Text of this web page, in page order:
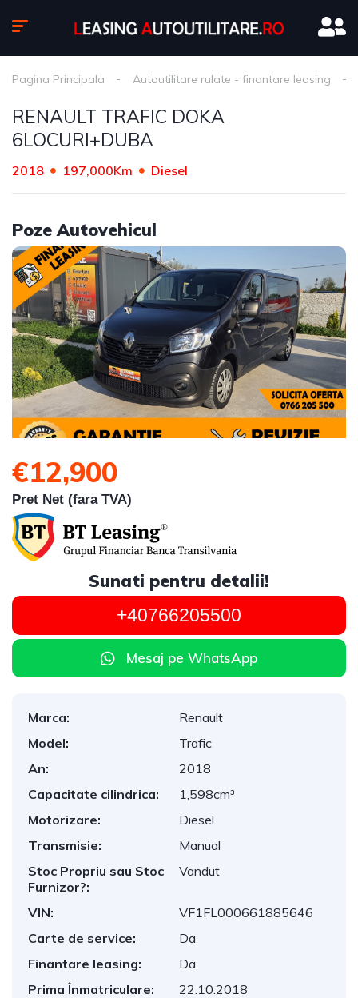
Pagina Principala Autoutilitare rulate - finantare leasing
RENAULT TRAFIC DOKA
6LOCURI+DUBA
2018 197,000Km Diesel
Poze Autovehicul
€12,900
Pret Net (fara TVA)
Sunati pentru detalii!
+40766205500
Mesaj pe WhatsApp
Marca:
Renault
Model:
Trafic
An:
2018
Capacitate cilindrica:
1,598cm³
Motorizare:
Diesel
Transmisie:
Manual
Stoc Propriu sau Stoc
Furnizor?:
Vandut
VIN:
VF1FL000661885646
Carte de service:
Da
Finantare leasing:
Da
Prima Înmatriculare:
22.10.2018